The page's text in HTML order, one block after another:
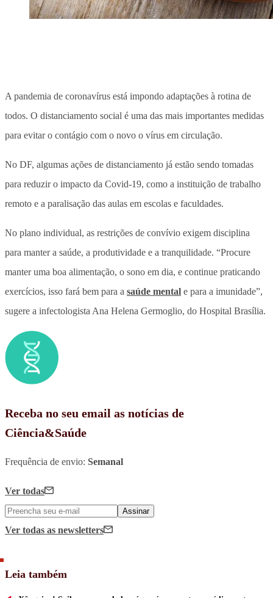
A pandemia de coronavírus está impondo adaptações à rotina de
todos. O distanciamento social é uma das mais importantes medidas
para evitar o contágio com o novo o vírus em circulação.
No DF, algumas ações de distanciamento já estão sendo tomadas
para reduzir o impacto da Covid-19, como a instituição de trabalho
remoto e a paralisação das aulas em escolas e faculdades.
No plano individual, as restrições de convívio exigem disciplina
para manter a saúde, a produtividade e a tranquilidade. “Procure
manter uma boa alimentação, o sono em dia, e continue praticando
exercícios, isso fará bem para a saúde mental e para a imunidade”,
sugere a infectologista Ana Helena Germoglio, do Hospital Brasília.
Receba no seu email as notícias de
Ciência&Saúde
Frequência de envio: Semanal
Ver todas
Assinar
Ver todas as newsletters
Leia também